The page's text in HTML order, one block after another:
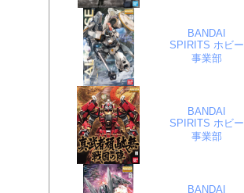
BANDAI
SPIRITS ホビー
事業部
BANDAI
SPIRITS ホビー
事業部
BANDAI